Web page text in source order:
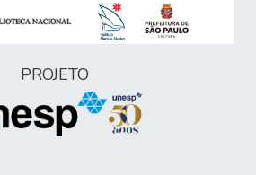
PROJETO